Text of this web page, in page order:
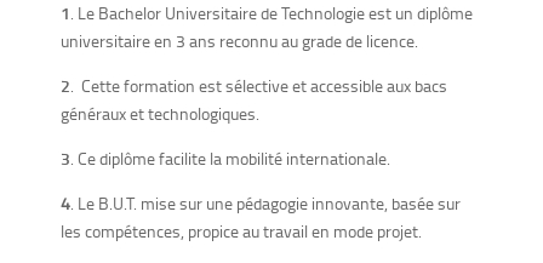
1. Le Bachelor Universitaire de Technologie est un diplôme
universitaire en 3 ans reconnu au grade de licence.
2. Cette formation est sélective et accessible aux bacs
généraux et technologiques.
3. Ce diplôme facilite la mobilité internationale.
4. Le B.U.T. mise sur une pédagogie innovante, basée sur
les compétences, propice au travail en mode projet.